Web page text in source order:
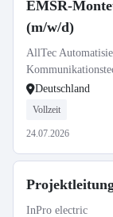
EMSR-
(m/w/d)
AllTec
Deutschland
Vollzeit
24.07.2026
InPro electric